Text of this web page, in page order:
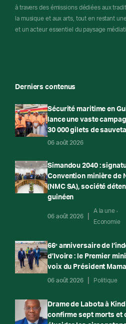
à travers des émissions dédiées aux
la musique et aux arts, tout en restant
et un acteur essentiel du paysage
Derniers contenus
Sécurité maritime en
lance une vaste
30 000 gilets de
06 août 2026
Simandou 2040 :
Convention minière de
(NMC SA), société
guinéen
06 août 2026
A la une
Economie
66ᵉ anniversaire de
d’Ivoire : le Premier
voix du Président
06 août 2026 Politique
Drame de Labota à
confirme sept morts et